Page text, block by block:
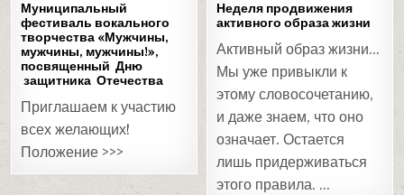
Муниципальный
фестиваль вокального
творчества «Мужчины,
мужчины, мужчины!»,
посвященный Дню
защитника Отечества
Приглашаем к участию
всех желающих!
Положение >>>
Неделя продвижения
активного образа жизни
Активный образ жизни…
Мы уже привыкли к
этому словосочетанию,
и даже знаем, что оно
означает. Остается
лишь придерживаться
этого правила. …